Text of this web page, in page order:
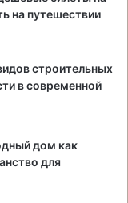
на путешествии
строительных
в современной
дом как
для